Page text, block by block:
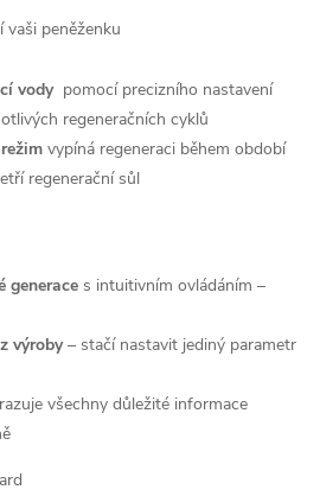
peněženku
vodypomocí precizního nastavení
regeneračních cyklů
vypíná regeneraci během období
regenerační sůl
generace s intuitivním ovládáním –
výroby– stačí nastavit jediný parametr
všechny důležité informace